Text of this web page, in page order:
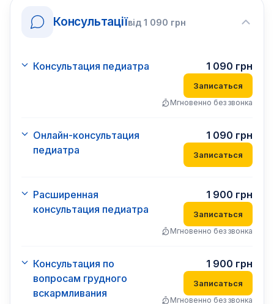
Консультаціївід 1 090 грн
Консультация педиатра 1 090 грн
Записаться
Мгновенно без звонка
Онлайн-консультация
педиатра
1 090 грн
Записаться
Расширенная
консультация педиатра
1 900 грн
Записаться
Мгновенно без звонка
Консультация по
вопросам грудного
вскармливания
1 900 грн
Записаться
Мгновенно без звонка